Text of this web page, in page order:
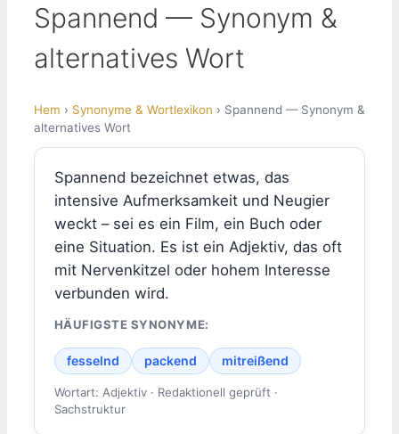
Spannend — Synonym &
alternatives Wort
Hem › Synonyme & Wortlexikon › Spannend — Synonym &
alternatives Wort
Spannend bezeichnet etwas, das
intensive Aufmerksamkeit und Neugier
weckt – sei es ein Film, ein Buch oder
eine Situation. Es ist ein Adjektiv, das oft
mit Nervenkitzel oder hohem Interesse
verbunden wird.
HÄUFIGSTE SYNONYME:
fesselnd packend mitreißend
Wortart: Adjektiv · Redaktionell geprüft ·
Sachstruktur